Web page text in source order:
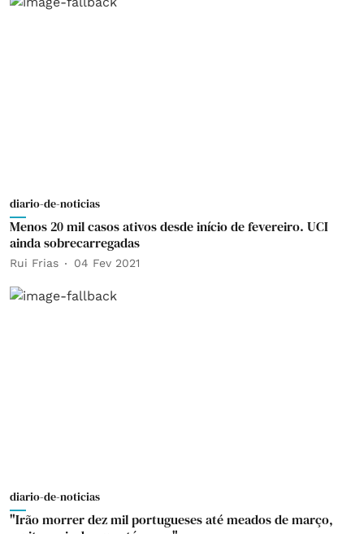
diario-de-noticias
Menos 20 mil casos ativos desde início de fevereiro. UCI
ainda sobrecarregadas
Rui Frias 04 Fev 2021
diario-de-noticias
"Irão morrer dez mil portugueses até meados de março,